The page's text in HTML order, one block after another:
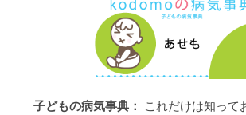
子どもの病気事典： これだけは知って